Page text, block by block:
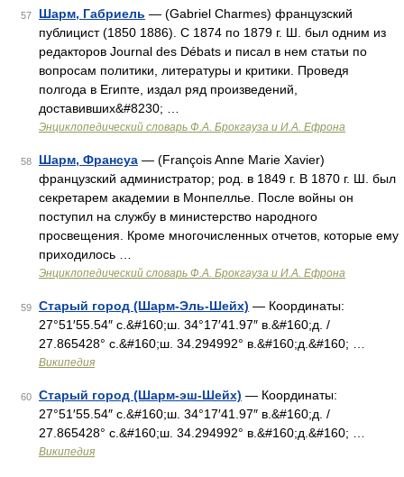
57 Шарм, Габриель — (Gabriel Charmes) французский
публицист (1850 1886). С 1874 по 1879 г. Ш. был одним из
редакторов Journal des Débats и писал в нем статьи по
вопросам политики, литературы и критики. Проведя
полгода в Египте, издал ряд произведений,
доставивших&#8230; …
Энциклопедический словарь Ф.А. Брокгауза и И.А. Ефрона
58 Шарм, Франсуа — (François Anne Marie Xavier)
французский администратор; род. в 1849 г. В 1870 г. Ш. был
секретарем академии в Монпеллье. После войны он
поступил на службу в министерство народного
просвещения. Кроме многочисленных отчетов, которые ему
приходилось …
Энциклопедический словарь Ф.А. Брокгауза и И.А. Ефрона
59 Старый город (Шарм-Эль-Шейх) — Координаты:
27°51′55.54″ с.&#160;ш. 34°17′41.97″ в.&#160;д. /
27.865428° с.&#160;ш. 34.294992° в.&#160;д.&#160; …
Википедия
60 Старый город (Шарм-эш-Шейх) — Координаты:
27°51′55.54″ с.&#160;ш. 34°17′41.97″ в.&#160;д. /
27.865428° с.&#160;ш. 34.294992° в.&#160;д.&#160; …
Википедия